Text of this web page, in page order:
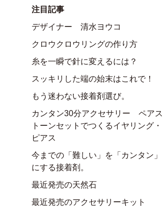
注目記事
デザイナー 清水ヨウコ
クロウクロウリングの作り方
糸を一瞬で針に変えるには？
スッキリした端の始末はこれで！
もう迷わない接着剤選び。
カンタン30分アクセサリー ペアス
トーンセットでつくるイヤリング・
ピアス
今までの「難しい」を「カンタン」
にする接着剤。
最近発売の天然石
最近発売のアクセサリーキット